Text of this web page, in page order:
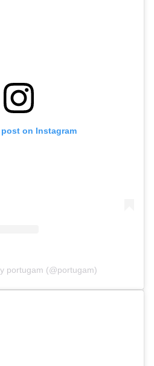
on Instagram
portugam (@portugam)